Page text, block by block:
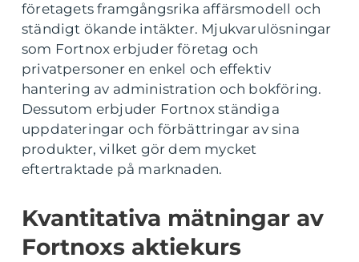
företagets framgångsrika affärsmodell och
ständigt ökande intäkter. Mjukvarulösningar
som Fortnox erbjuder företag och
privatpersoner en enkel och effektiv
hantering av administration och bokföring.
Dessutom erbjuder Fortnox ständiga
uppdateringar och förbättringar av sina
produkter, vilket gör dem mycket
eftertraktade på marknaden.
Kvantitativa mätningar av
Fortnoxs aktiekurs